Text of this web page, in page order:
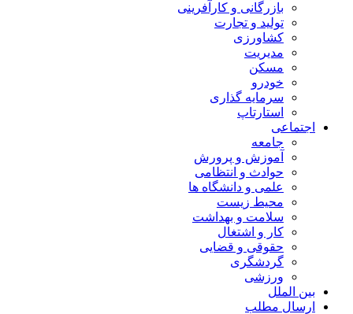
بازرگانی و کارآفرینی
تولید و تجارت
کشاورزی
مدیریت
مسکن
خودرو
سرمایه گذاری
استارتاپ
اجتماعی
جامعه
آموزش و پرورش
حوادث و انتظامی
علمی و دانشگاه ها
محیط زیست
سلامت و بهداشت
کار و اشتغال
حقوقی و قضایی
گردشگری
ورزشی
بین الملل
ارسال مطلب